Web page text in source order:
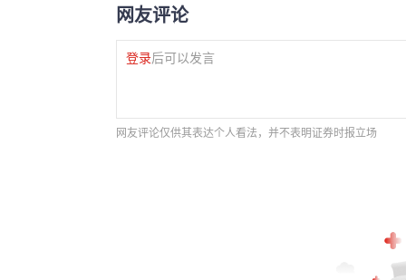
网友评论
登录后可以发言
网友评论仅供其表达个人看法，并不表明证券时报立场